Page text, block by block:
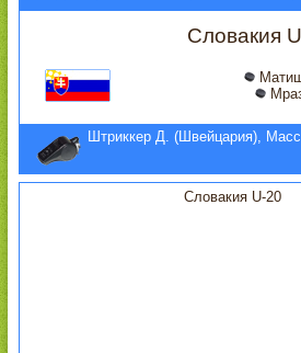
Словакия
Штриккер Д. (Швейцария),
Словакия U-20